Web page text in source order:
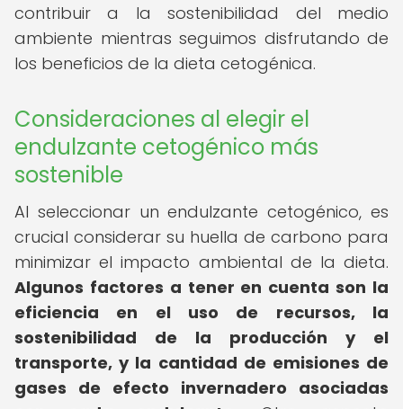
contribuir a la sostenibilidad del medio
ambiente mientras seguimos disfrutando de
los beneficios de la dieta cetogénica.
Consideraciones al elegir el
endulzante cetogénico más
sostenible
Al seleccionar un endulzante cetogénico, es
crucial considerar su huella de carbono para
minimizar el impacto ambiental de la dieta.
Algunos factores a tener en cuenta son la
eficiencia en el uso de recursos, la
sostenibilidad de la producción y el
transporte, y la cantidad de emisiones de
gases de efecto invernadero asociadas